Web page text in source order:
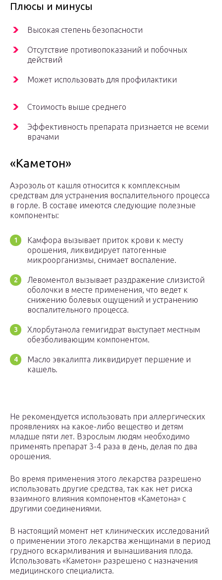
Плюсы и минусы
Высокая степень безопасности
Отсутствие противопоказаний и побочных
действий
Может использовать для профилактики
Стоимость выше среднего
Эффективность препарата признается не всеми
врачами
«Каметон»
Аэрозоль от кашля относится к комплексным
средствам для устранения воспалительного процесса
в горле. В составе имеются следующие полезные
компоненты:
Камфора вызывает приток крови к месту
орошения, ликвидирует патогенные
микроорганизмы, снимает воспаление.
Левоментол вызывает раздражение слизистой
оболочки в месте применения, что ведет к
снижению болевых ощущений и устранению
воспалительного процесса.
Хлорбутанола гемигидрат выступает местным
обезболивающим компонентом.
Масло эвкалипта ликвидирует першение и
кашель.
Не рекомендуется использовать при аллергических
проявлениях на какое-либо вещество и детям
младше пяти лет. Взрослым людям необходимо
применять препарат 3-4 раза в день, делая по два
орошения.
Во время применения этого лекарства разрешено
использовать другие средства, так как нет риска
взаимного влияния компонентов «Каметона» с
другими соединениями.
В настоящий момент нет клинических исследований
о применении этого лекарства женщинами в период
грудного вскармливания и вынашивания плода.
Использовать «Каметон» разрешено с назначения
медицинского специалиста.